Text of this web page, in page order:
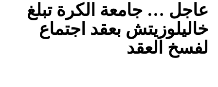
عاجل … جامعة الكرة تبلغ
خاليلوزيتش بعقد اجتماع
لفسخ العقد